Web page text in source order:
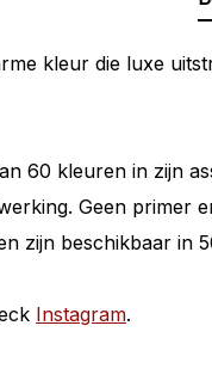
kleur die luxe
60 kleuren in zijn
Geen primer
zijn beschikbaar in
Instagram.